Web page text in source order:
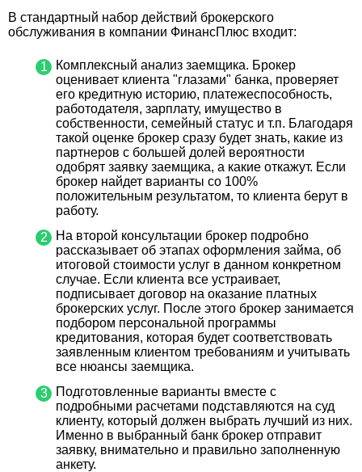
В стандартный набор действий брокерского
обслуживания в компании ФинансПлюс входит:
Комплексный анализ заемщика. Брокер
оценивает клиента "глазами" банка, проверяет
его кредитную историю, платежеспособность,
работодателя, зарплату, имущество в
собственности, семейный статус и т.п. Благодаря
такой оценке брокер сразу будет знать, какие из
партнеров с большей долей вероятности
одобрят заявку заемщика, а какие откажут. Если
брокер найдет варианты со 100%
положительным результатом, то клиента берут в
работу.
На второй консультации брокер подробно
рассказывает об этапах оформления займа, об
итоговой стоимости услуг в данном конкретном
случае. Если клиента все устраивает,
подписывает договор на оказание платных
брокерских услуг. После этого брокер занимается
подбором персональной программы
кредитования, которая будет соответствовать
заявленным клиентом требованиям и учитывать
все нюансы заемщика.
Подготовленные варианты вместе с
подробными расчетами подставляются на суд
клиенту, который должен выбрать лучший из них.
Именно в выбранный банк брокер отправит
заявку, внимательно и правильно заполненную
анкету.